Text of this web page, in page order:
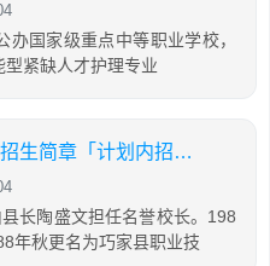
国家级重点中等职业学校，
型紧缺人才护理专业
2026年巧家县职业高级中学招生简章「计划内招生」
长陶盛文担任名誉校长。198
年秋更名为巧家县职业技